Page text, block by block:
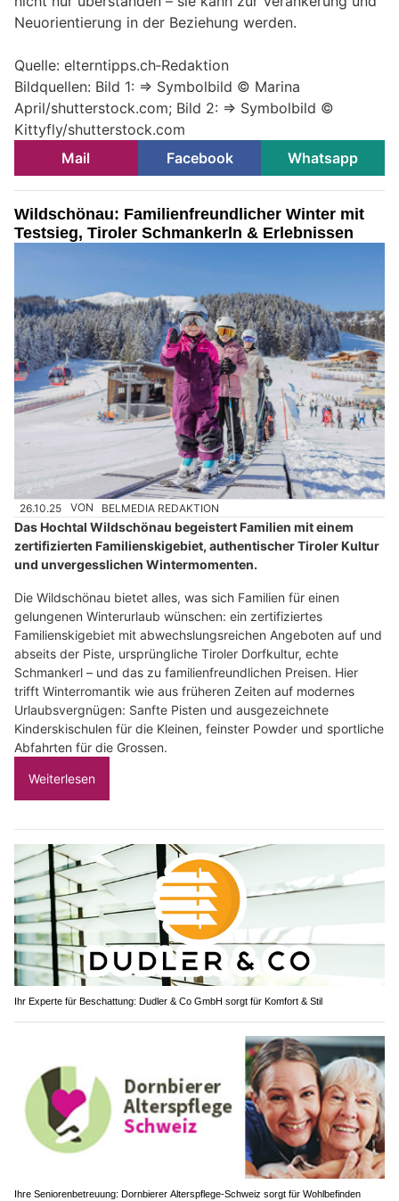
Neuorientierung in der Beziehung werden.
Quelle: elterntipps.ch‑Redaktion
Bildquellen: Bild 1: => Symbolbild © Marina
April/shutterstock.com; Bild 2: => Symbolbild ©
Kittyfly/shutterstock.com
Mail
Facebook Whatsapp
Wildschönau: Familienfreundlicher Winter mit
Testsieg, Tiroler Schmankerln & Erlebnissen
26.10.25 VON BELMEDIA REDAKTION
Das Hochtal Wildschönau begeistert Familien mit einem
zertifizierten Familienskigebiet, authentischer Tiroler Kultur
und unvergesslichen Wintermomenten.
Die Wildschönau bietet alles, was sich Familien für einen
gelungenen Winterurlaub wünschen: ein zertifiziertes
Familienskigebiet mit abwechslungsreichen Angeboten auf und
abseits der Piste, ursprüngliche Tiroler Dorfkultur, echte
Schmankerl – und das zu familienfreundlichen Preisen. Hier
trifft Winterromantik wie aus früheren Zeiten auf modernes
Urlaubsvergnügen: Sanfte Pisten und ausgezeichnete
Kinderskischulen für die Kleinen, feinster Powder und sportliche
Abfahrten für die Grossen.
Weiterlesen
Ihr Experte für Beschattung: Dudler & Co GmbH sorgt für Komfort & Stil
Ihre Seniorenbetreuung: Dornbierer Alterspflege-Schweiz sorgt für Wohlbefinden